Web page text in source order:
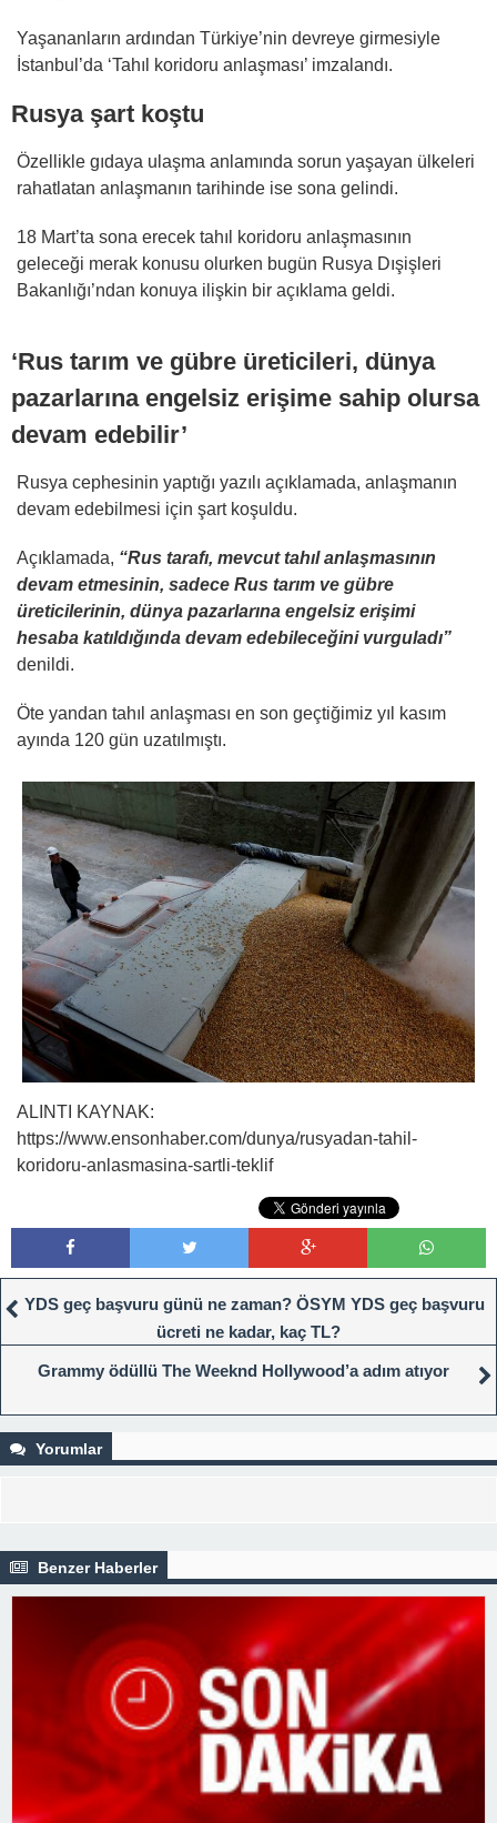
Yaşananların ardından Türkiye’nin devreye girmesiyle
İstanbul’da ‘Tahıl koridoru anlaşması’ imzalandı.
Rusya şart koştu
Özellikle gıdaya ulaşma anlamında sorun yaşayan ülkeleri
rahatlatan anlaşmanın tarihinde ise sona gelindi.
18 Mart’ta sona erecek tahıl koridoru anlaşmasının
geleceği merak konusu olurken bugün Rusya Dışişleri
Bakanlığı’ndan konuya ilişkin bir açıklama geldi.
‘Rus tarım ve gübre üreticileri, dünya
pazarlarına engelsiz erişime sahip olursa
devam edebilir’
Rusya cephesinin yaptığı yazılı açıklamada, anlaşmanın
devam edebilmesi için şart koşuldu.
Açıklamada, “Rus tarafı, mevcut tahıl anlaşmasının
devam etmesinin, sadece Rus tarım ve gübre
üreticilerinin, dünya pazarlarına engelsiz erişimi
hesaba katıldığında devam edebileceğini vurguladı”
denildi.
Öte yandan tahıl anlaşması en son geçtiğimiz yıl kasım
ayında 120 gün uzatılmıştı.
ALINTI KAYNAK:
https://www.ensonhaber.com/dunya/rusyadan-tahil-
koridoru-anlasmasina-sartli-teklif
YDS geç başvuru günü ne zaman? ÖSYM YDS geç başvuru
ücreti ne kadar, kaç TL?
Grammy ödüllü The Weeknd Hollywood’a adım atıyor
Yorumlar
Benzer Haberler